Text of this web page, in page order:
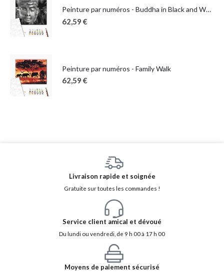
Peinture par numéros - Buddha in Black and White
62,59 €
Peinture par numéros - Family Walk
62,59 €
Livraison rapide et soignée
Gratuite sur toutes les commandes !
Service client amical et dévoué
Du lundi ou vendredi, de 9 h 00 à 17 h 00
Moyens de paiement sécurisé